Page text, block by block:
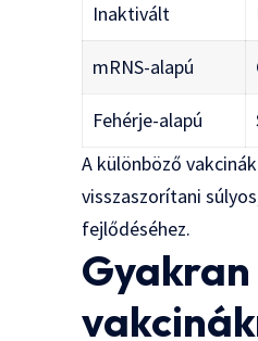
Inaktivált
mRNS-alapú
Fehérje-alapú
A különböző
visszaszorítani
fejlődéséhez.